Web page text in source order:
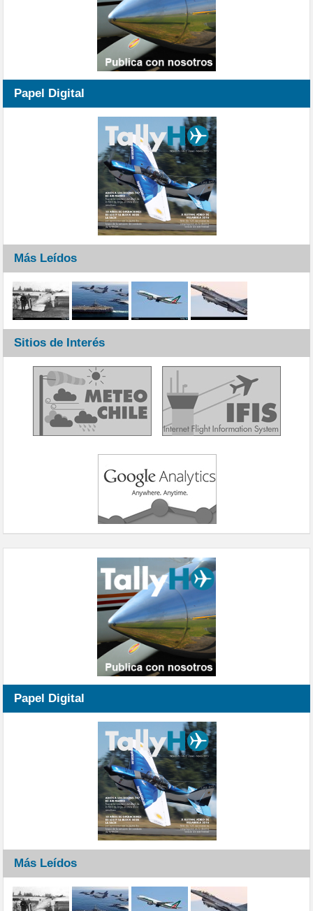
Papel Digital
Más Leídos
Sitios de Interés
Papel Digital
Más Leídos